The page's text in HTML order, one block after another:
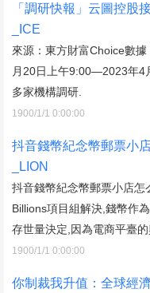
「調研快報」云圖控股
_ICE
來源：東方財富Choice數
月20日上午9:00—2023年4
多家機構調研.
1900/1/1 0:00:00
抖音錢幣紀念幣郵票小
_LION
抖音錢幣紀念幣郵票小店
Billions項目組解決,錢幣作
存世量決定,因為電商平臺
1900/1/1 0:00:00
你制裁我升值：全球經